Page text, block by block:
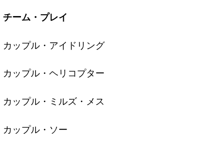
チーム・プレイ
カップル・アイドリング
カップル・ヘリコプター
カップル・ミルズ・メス
カップル・ソー